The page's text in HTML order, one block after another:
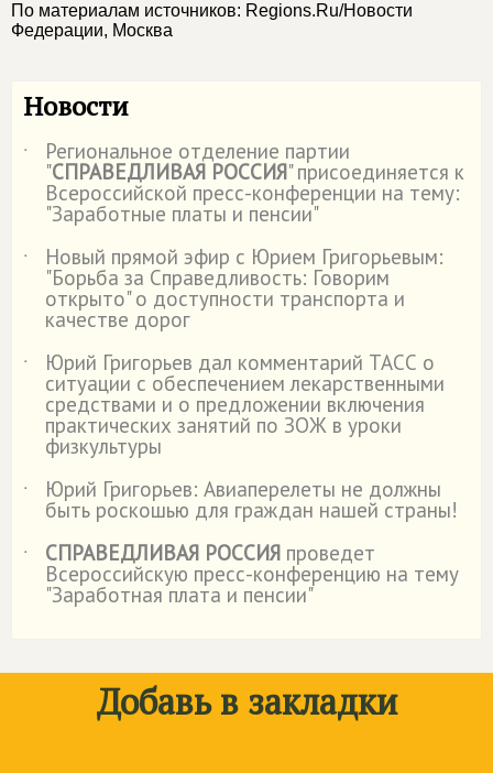
По материалам источников: Regions.Ru/Новости
Федерации, Москва
Новости
˙ Региональное отделение партии
"СПРАВЕДЛИВАЯ РОССИЯ" присоединяется к
Всероссийской пресс-конференции на тему:
"Заработные платы и пенсии"
˙
Новый прямой эфир с Юрием Григорьевым:
"Борьба за Справедливость: Говорим
открыто" о доступности транспорта и
качестве дорог
˙
Юрий Григорьев дал комментарий ТАСС о
ситуации с обеспечением лекарственными
средствами и о предложении включения
практических занятий по ЗОЖ в уроки
физкультуры
˙
Юрий Григорьев: Авиаперелеты не должны
быть роскошью для граждан нашей страны!
˙
СПРАВЕДЛИВАЯ РОССИЯ проведет
Всероссийскую пресс-конференцию на тему
"Заработная плата и пенсии"
Добавь в закладки